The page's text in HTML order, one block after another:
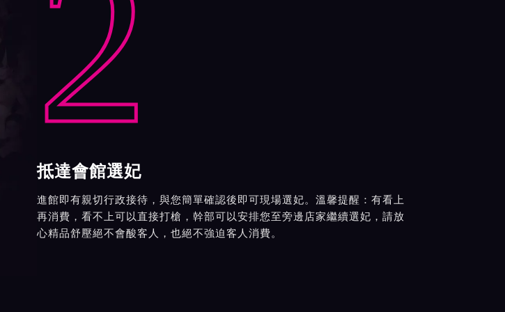
抵達會館選妃
進館即有親切行政接待，與您簡單確認後即可現場選妃。溫馨提醒：有看上
再消費，看不上可以直接打槍，幹部可以安排您至旁邊店家繼續選妃，請放
心精品舒壓絕不會酸客人，也絕不強迫客人消費。